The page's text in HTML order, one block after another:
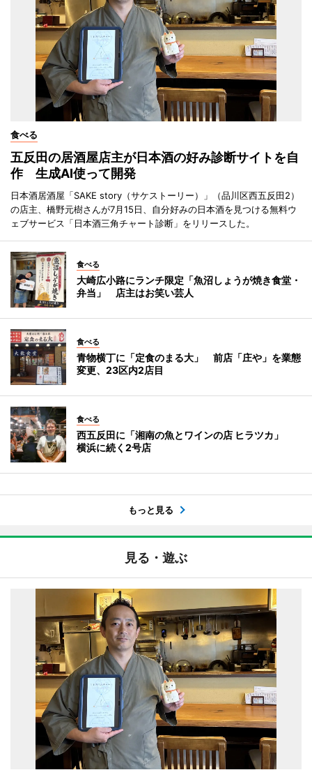
食べる
五反田の居酒屋店主が日本酒の好み診断サイトを自
作 生成AI使って開発
日本酒居酒屋「SAKE story（サケストーリー）」（品川区西五反田2）
の店主、橋野元樹さんが7月15日、自分好みの日本酒を見つける無料ウ
ェブサービス「日本酒三角チャート診断」をリリースした。
食べる
大崎広小路にランチ限定「魚沼しょうが焼き食堂・
弁当」 店主はお笑い芸人
食べる
青物横丁に「定食のまる大」 前店「庄や」を業態
変更、23区内2店目
食べる
西五反田に「湘南の魚とワインの店 ヒラツカ」
横浜に続く2号店
もっと見る
見る・遊ぶ